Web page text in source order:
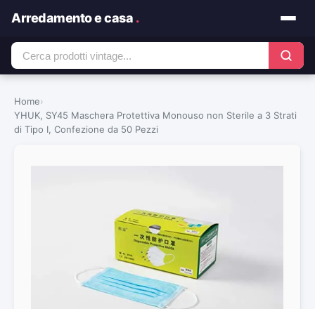
Arredamento e casa .
Home›
YHUK, SY45 Maschera Protettiva Monouso non Sterile a 3 Strati
di Tipo I, Confezione da 50 Pezzi